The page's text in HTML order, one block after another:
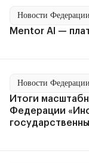
Новости Федерации
Mentor AI —
Новости Федерации
Итоги
Федерации